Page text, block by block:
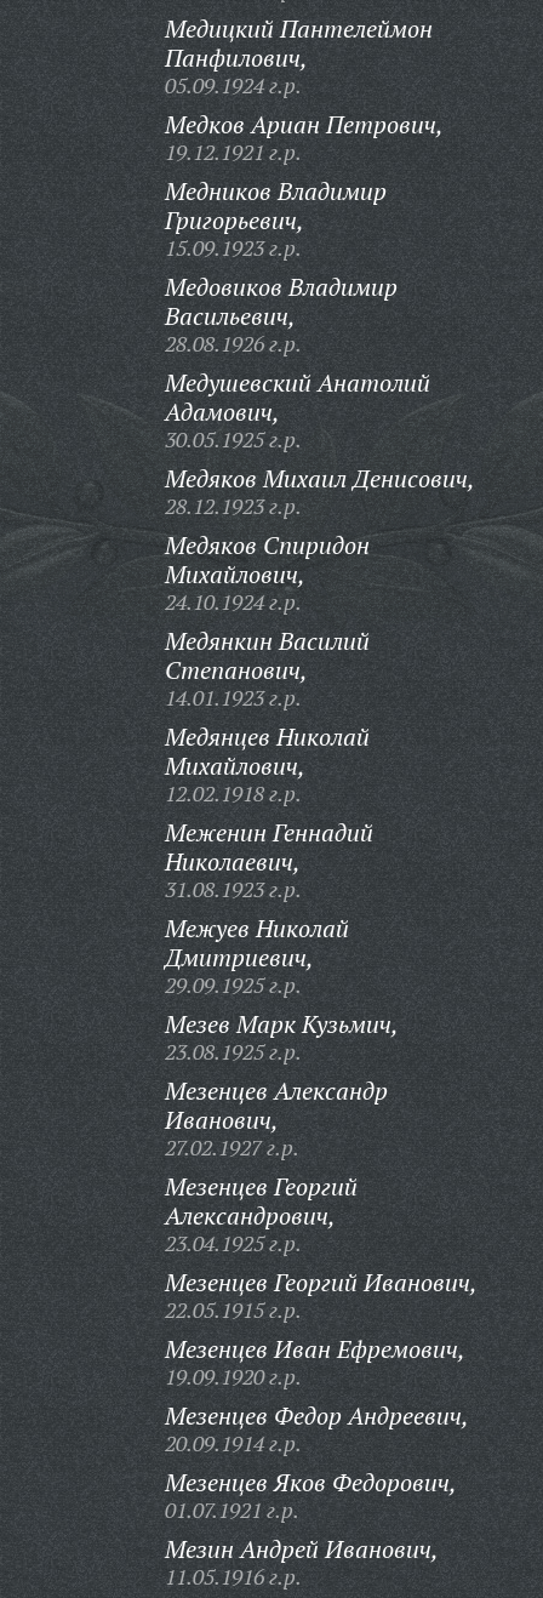
Медицкий Пантелеймон
Панфилович,
05.09.1924 г.р.
Медков Ариан Петрович,
19.12.1921 г.р.
Медников Владимир
Григорьевич,
15.09.1923 г.р.
Медовиков Владимир
Васильевич,
28.08.1926 г.р.
Медушевский Анатолий
Адамович,
30.05.1925 г.р.
Медяков Михаил Денисович,
28.12.1923 г.р.
Медяков Спиридон
Михайлович,
24.10.1924 г.р.
Медянкин Василий
Степанович,
14.01.1923 г.р.
Медянцев Николай
Михайлович,
12.02.1918 г.р.
Меженин Геннадий
Николаевич,
31.08.1923 г.р.
Межуев Николай
Дмитриевич,
29.09.1925 г.р.
Мезев Марк Кузьмич,
23.08.1925 г.р.
Мезенцев Александр
Иванович,
27.02.1927 г.р.
Мезенцев Георгий
Александрович,
23.04.1925 г.р.
Мезенцев Георгий Иванович,
22.05.1915 г.р.
Мезенцев Иван Ефремович,
19.09.1920 г.р.
Мезенцев Федор Андреевич,
20.09.1914 г.р.
Мезенцев Яков Федорович,
01.07.1921 г.р.
Мезин Андрей Иванович,
11.05.1916 г.р.